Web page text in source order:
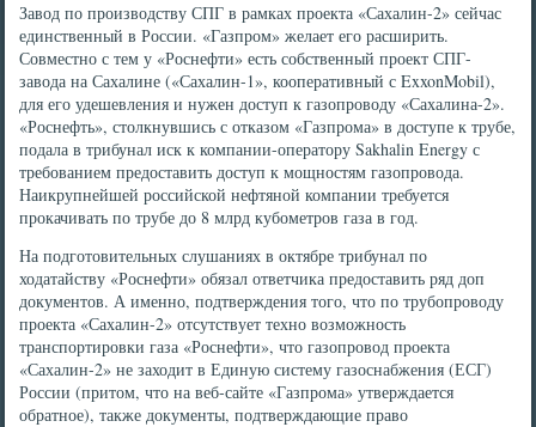
Завод по производству СПГ в рамках проекта «Сахалин-2» сейчас
единственный в России. «Газпром» желает его расширить.
Совместно с тем у «Роснефти» есть собственный проект СПГ-
завода на Сахалине («Сахалин-1», кооперативный с ExxonMobil),
для его удешевления и нужен доступ к газопроводу «Сахалина-2».
«Роснефть», столкнувшись с отказом «Газпрома» в доступе к трубе,
подала в трибунал иск к компании-оператору Sakhalin Energy с
требованием предоставить доступ к мощностям газопровода.
Наикрупнейшей российской нефтяной компании требуется
прокачивать по трубе до 8 млрд кубометров газа в год.
На подготовительных слушаниях в октябре трибунал по
ходатайству «Роснефти» обязал ответчика предоставить ряд доп
документов. А именно, подтверждения того, что по трубопроводу
проекта «Сахалин-2» отсутствует техно возможность
транспортировки газа «Роснефти», что газопровод проекта
«Сахалин-2» не заходит в Единую систему газоснабжения (ЕСГ)
России (притом, что на веб-сайте «Газпрома» утверждается
обратное), также документы, подтверждающие право